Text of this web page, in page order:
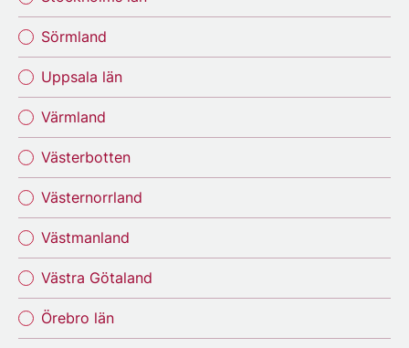
Sörmland
Uppsala län
Värmland
Västerbotten
Västernorrland
Västmanland
Västra Götaland
Örebro län